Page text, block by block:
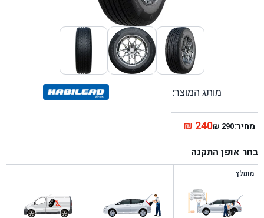
מותג המוצר:
מחיר: ₪290
המחיר
המקורי
היה:
₪240המחיר
הנוכחי
הוא:
בחר אופן התקנה
מומלץ